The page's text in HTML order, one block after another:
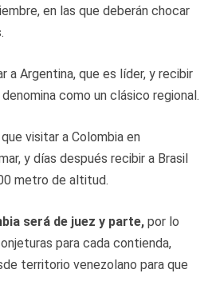
en las que deberán chocar
a Argentina, que es líder, y recibir
como un clásico regional.
visitar a Colombia en
y días después recibir a Brasil
metro de altitud.
será de juez y parte, por lo
para cada contienda,
territorio venezolano para que